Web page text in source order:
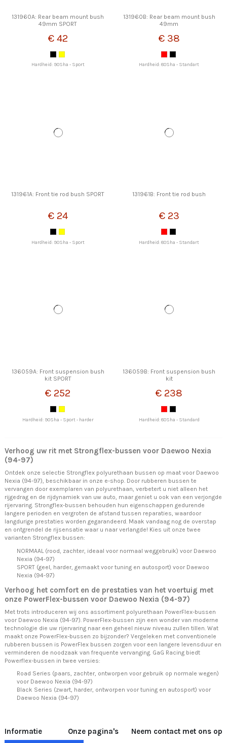
131960A: Rear beam mount bush
49mm SPORT
€ 42
Hardheid: 90Sha - Sport
131960B: Rear beam mount bush
49mm
€ 38
Hardheid: 80Sha - Standart
131961A: Front tie rod bush SPORT
€ 24
Hardheid: 90Sha - Sport
131961B: Front tie rod bush
€ 23
Hardheid: 80Sha - Standart
136059A: Front suspension bush
kit SPORT
€ 252
Hardheid: 90Sha - Sport - harder
136059B: Front suspension bush
kit
€ 238
Hardheid: 80Sha - Standard
Verhoog uw rit met Strongflex-bussen voor Daewoo Nexia
(94-97)
Ontdek onze selectie Strongflex polyurethaan bussen op maat voor Daewoo
Nexia (94-97), beschikbaar in onze e-shop. Door rubberen bussen te
vervangen door exemplaren van polyurethaan, verbetert u niet alleen het
rijgedrag en de rijdynamiek van uw auto, maar geniet u ook van een verjongde
rijervaring. Strongflex-bussen behouden hun eigenschappen gedurende
langere perioden en vergroten de afstand tussen reparaties, waardoor
langdurige prestaties worden gegarandeerd. Maak vandaag nog de overstap
en ontgrendel de rijsensatie waar u naar verlangde! Kies uit onze twee
varianten Strongflex bussen:
NORMAAL (rood, zachter, ideaal voor normaal weggebruik) voor Daewoo
Nexia (94-97)
SPORT (geel, harder, gemaakt voor tuning en autosport) voor Daewoo
Nexia (94-97)
Verhoog het comfort en de prestaties van het voertuig met
onze PowerFlex-bussen voor Daewoo Nexia (94-97)
Met trots introduceren wij ons assortiment polyurethaan PowerFlex-bussen
voor Daewoo Nexia (94-97). PowerFlex-bussen zijn een wonder van moderne
technologie die uw rijervaring naar een geheel nieuw niveau zullen tillen. Wat
maakt onze PowerFlex-bussen zo bijzonder? Vergeleken met conventionele
rubberen bussen is PowerFlex bussen zorgen voor een langere levensduur en
verminderen de noodzaak van frequente vervanging. GaG Racing biedt
Powerflex-bussen in twee versies:
Road Series (paars, zachter, ontworpen voor gebruik op normale wegen)
voor Daewoo Nexia (94-97)
Black Series (zwart, harder, ontworpen voor tuning en autosport) voor
Daewoo Nexia (94-97)
Informatie Onze pagina's Neem contact met ons op